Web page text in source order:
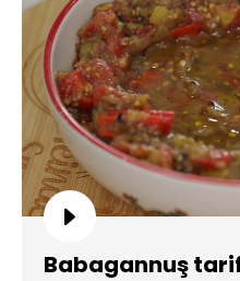
Babagannuş